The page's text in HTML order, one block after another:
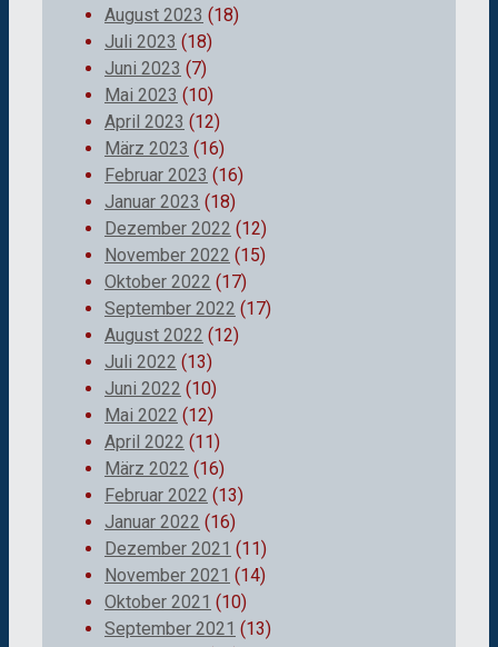
August 2023 (18)
Juli 2023 (18)
Juni 2023 (7)
Mai 2023 (10)
April 2023 (12)
März 2023 (16)
Februar 2023 (16)
Januar 2023 (18)
Dezember 2022 (12)
November 2022 (15)
Oktober 2022 (17)
September 2022 (17)
August 2022 (12)
Juli 2022 (13)
Juni 2022 (10)
Mai 2022 (12)
April 2022 (11)
März 2022 (16)
Februar 2022 (13)
Januar 2022 (16)
Dezember 2021 (11)
November 2021 (14)
Oktober 2021 (10)
September 2021 (13)